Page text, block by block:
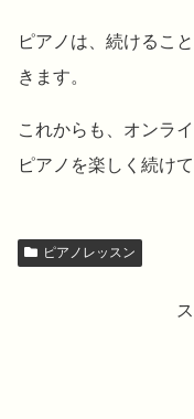
ピアノは、続けるこ
きます。
これからも、オンラ
ピアノを楽しく続け
ピアノレッスン